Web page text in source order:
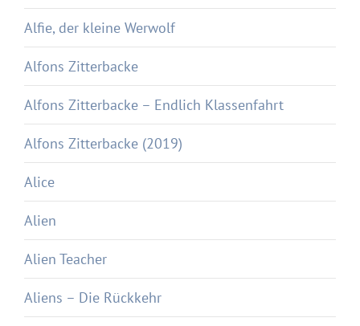
Alfie, der kleine Werwolf
Alfons Zitterbacke
Alfons Zitterbacke – Endlich Klassenfahrt
Alfons Zitterbacke (2019)
Alice
Alien
Alien Teacher
Aliens – Die Rückkehr